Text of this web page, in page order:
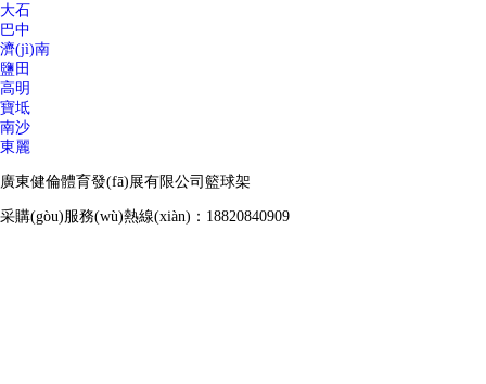
大石
巴中
濟(jì)南
鹽田
高明
寶坻
南沙
東麗
廣東健倫體育發(fā)展有限公司籃球架
采購(gòu)服務(wù)熱線(xiàn)：18820840909